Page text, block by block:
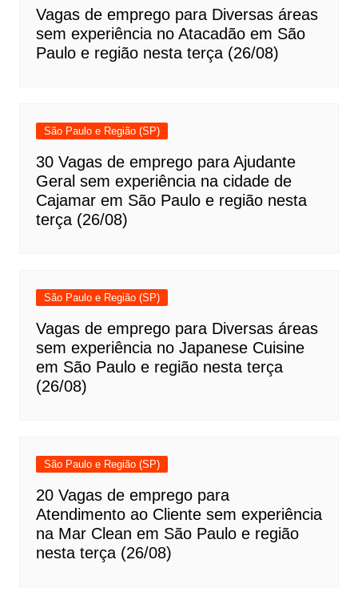
Vagas de emprego para Diversas áreas
sem experiência no Atacadão em São
Paulo e região nesta terça (26/08)
São Paulo e Região (SP)
30 Vagas de emprego para Ajudante
Geral sem experiência na cidade de
Cajamar em São Paulo e região nesta
terça (26/08)
São Paulo e Região (SP)
Vagas de emprego para Diversas áreas
sem experiência no Japanese Cuisine
em São Paulo e região nesta terça
(26/08)
São Paulo e Região (SP)
20 Vagas de emprego para
Atendimento ao Cliente sem experiência
na Mar Clean em São Paulo e região
nesta terça (26/08)